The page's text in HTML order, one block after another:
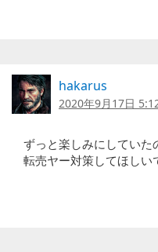
hakarus
2020年9月17日
ずっと楽しみにしていた
転売ヤー対策してほしい